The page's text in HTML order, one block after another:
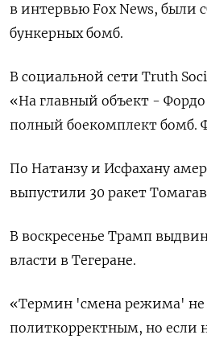
в интервью Fox News, были
бункерных бомб.
В социальной сети Truth
«На главный объект -
полный боекомплект бомб.
По Натанзу и Исфахану
выпустили 30 ракет
В воскресенье Трамп
власти в Тегеране.
«Термин 'смена режима' не
политкорректным, но